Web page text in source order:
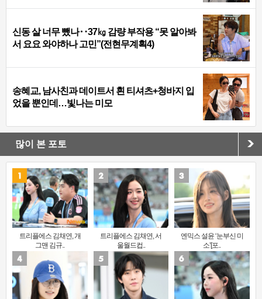
신동 살 너무 뺐나‥37㎏ 감량 부작용 “못 알아봐
서 요요 와야하나 고민”(전현무계획4)
송혜교, 남사친과 데이트서 흰 티셔츠+청바지 입
었을 뿐인데…빛나는 미모
많이 본 포토
트리플에스 김채연, 개
그맨 김규..
트리플에스 김채연, 서
울월드컵..
엔믹스 설윤 ‘눈부신 미
소’[포..